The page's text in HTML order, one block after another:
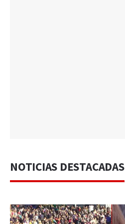
NOTICIAS DESTACADAS